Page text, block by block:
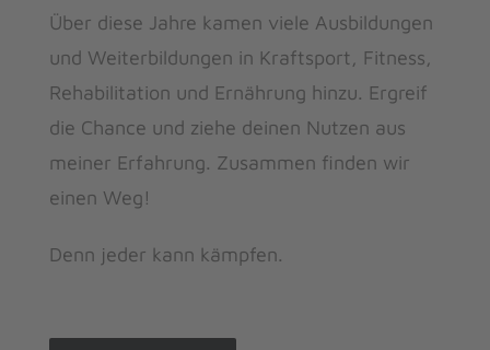
Über diese Jahre kamen viele Ausbildungen
und Weiterbildungen in Kraftsport, Fitness,
Rehabilitation und Ernährung hinzu. Ergreif
die Chance und ziehe deinen Nutzen aus
meiner Erfahrung. Zusammen finden wir
einen Weg!
Denn jeder kann kämpfen.